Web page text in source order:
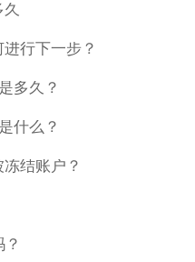
行下一步？
多久？
什么？
结账户？